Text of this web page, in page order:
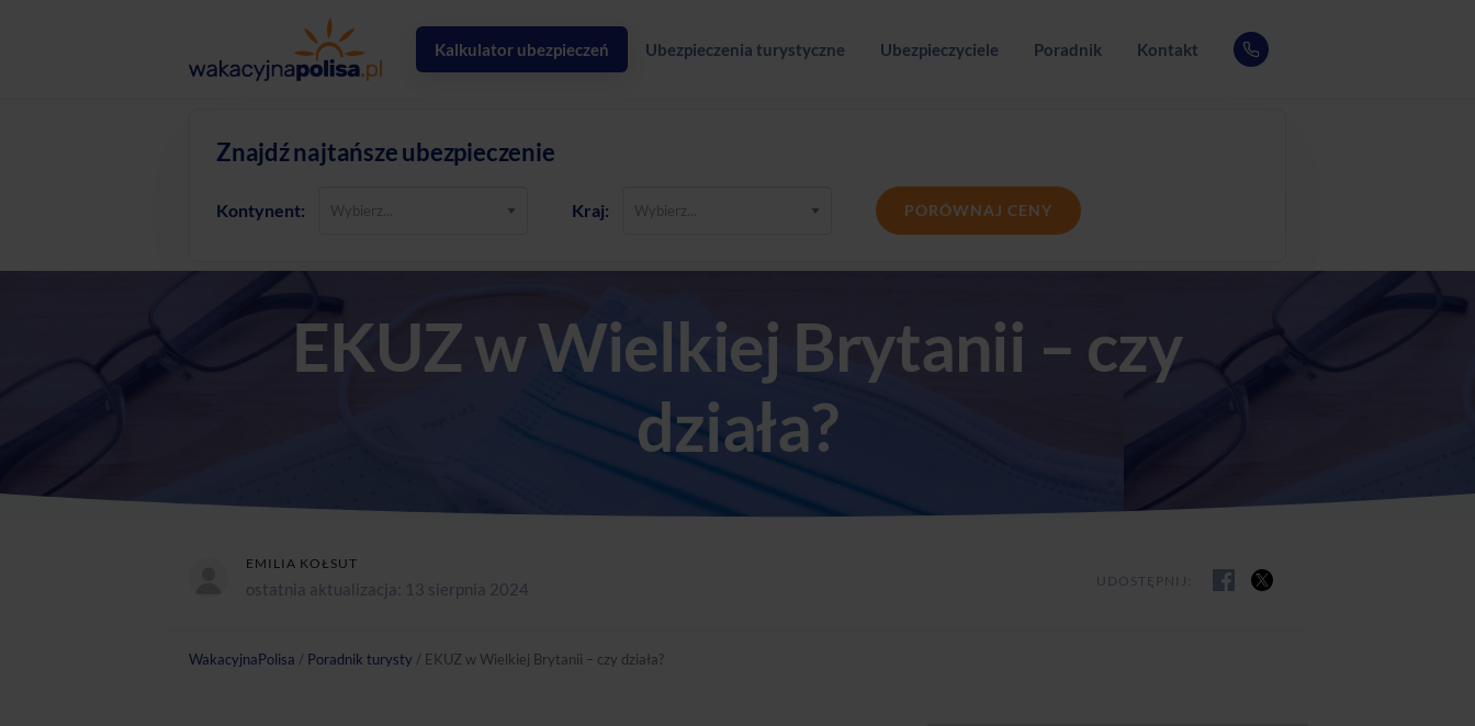
Kalkulator ubezpieczeń Ubezpieczenia turystyczne Ubezpieczyciele Poradnik Kontakt
Znajdź najtańsze ubezpieczenie
Kontynent: Kraj: PORÓWNAJ CENY
EKUZ w Wielkiej Brytanii – czy
działa?
EMILIA KOŁSUT
ostatnia aktualizacja: 13 sierpnia 2024 UDOSTĘPNIJ:
WakacyjnaPolisa / Poradnik turysty / EKUZ w Wielkiej Brytanii – czy działa?